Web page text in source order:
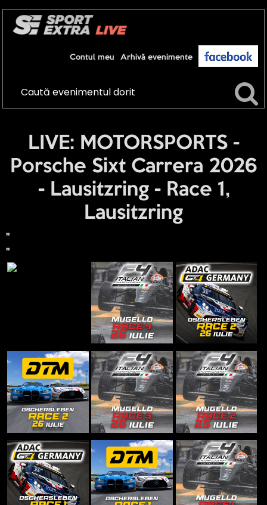
Arhivă evenimente
Contul meu
LIVE: MOTORSPORTS -
Porsche Sixt Carrera 2026
- Lausitzring - Race 1,
Lausitzring
"
"